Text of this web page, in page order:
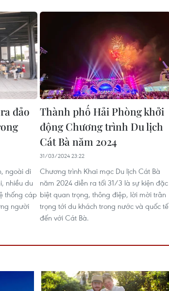
đảo
ngoài di
nhiều du
thống cáp
người
Thành phố Hải Phòng khởi
động Chương trình Du lịch
Cát Bà năm 2024
31/03/2024 23:22
Chương trình Khai mạc Du lịch Cát Bà
năm 2024 diễn ra tối 31/3 là sự kiện đặc
biệt quan trọng, thông điệp, lời mời trân
trọng tới du khách trong nước và quốc tế
đến với Cát Bà.